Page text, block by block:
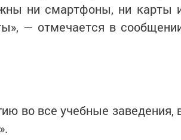
ни смартфоны, ни карты
— отмечается в
во все учебные заведения,